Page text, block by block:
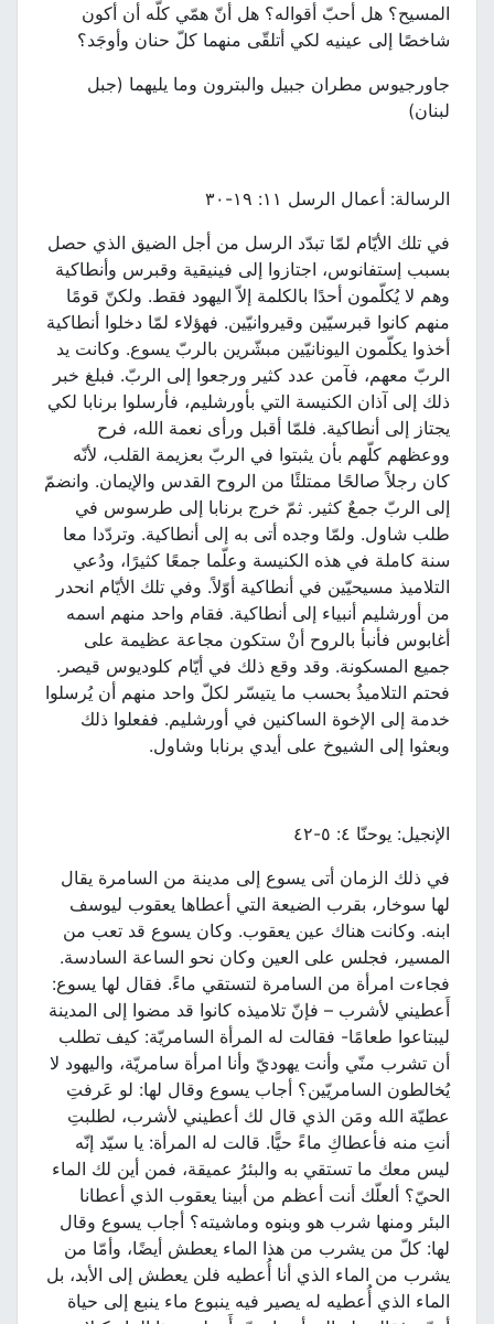
المسيح؟ هل أحبّ أقواله؟ هل أنّ همّي كلّه أن أكون
شاخصًا إلى عينيه لكي أتلقّى منهما كلّ حنان وأوجَد؟
جاورجيوس مطران جبيل والبترون وما يليهما (جبل
لبنان)
الرسالة: أعمال الرسل ١١: ١٩-٣٠
في تلك الأيّام لمّا تبدّد الرسل من أجل الضيق الذي حصل
بسبب إستفانوس، اجتازوا إلى فينيقية وقبرس وأنطاكية
وهم لا يُكلّمون أحدًا بالكلمة إلاّ اليهود فقط. ولكنّ قومًا
منهم كانوا قبرسيّين وقيروانيّين. فهؤلاء لمّا دخلوا أنطاكية
أخذوا يكلّمون اليونانيّين مبشّرين بالربّ يسوع. وكانت يد
الربّ معهم، فآمن عدد كثير ورجعوا إلى الربّ. فبلغ خبر
ذلك إلى آذان الكنيسة التي بأورشليم، فأرسلوا برنابا لكي
يجتاز إلى أنطاكية. فلمّا أقبل ورأى نعمة الله، فرح
ووعظهم كلّهم بأن يثبتوا في الربّ بعزيمة القلب، لأنّه
كان رجلاً صالحًا ممتلئًا من الروح القدس والإيمان. وانضمّ
إلى الربّ جمعٌ كثير. ثمّ خرج برنابا إلى طرسوس في
طلب شاول. ولمّا وجده أتى به إلى أنطاكية. وتردّدا معا
سنة كاملة في هذه الكنيسة وعلّما جمعًا كثيرًا، ودُعي
التلاميذ مسيحيّين في أنطاكية أوّلاً. وفي تلك الأيّام انحدر
من أورشليم أنبياء إلى أنطاكية. فقام واحد منهم اسمه
أغابوس فأنبأ بالروح أنْ ستكون مجاعة عظيمة على
جميع المسكونة. وقد وقع ذلك في أيّام كلوديوس قيصر.
فحتم التلاميذُ بحسب ما يتيسّر لكلّ واحد منهم أن يُرسلوا
خدمة إلى الإخوة الساكنين في أورشليم. ففعلوا ذلك
وبعثوا إلى الشيوخ على أيدي برنابا وشاول.
الإنجيل: يوحنّا ٤: ٥-٤٢
في ذلك الزمان أتى يسوع إلى مدينة من السامرة يقال
لها سوخار، بقرب الضيعة التي أعطاها يعقوب ليوسف
ابنه. وكانت هناك عين يعقوب. وكان يسوع قد تعب من
المسير، فجلس على العين وكان نحو الساعة السادسة.
فجاءت امرأة من السامرة لتستقي ماءً. فقال لها يسوع:
أَعطيني لأشرب – فإنّ تلاميذه كانوا قد مضوا إلى المدينة
ليبتاعوا طعامًا- فقالت له المرأة السامريّة: كيف تطلب
أن تشرب منّي وأنت يهوديّ وأنا امرأة سامريّة، واليهود لا
يُخالطون السامريّين؟ أجاب يسوع وقال لها: لو عَرفتِ
عطيّة الله ومَن الذي قال لك أعطيني لأشرب، لطلبتِ
أنتِ منه فأعطاكِ ماءً حيًّا. قالت له المرأة: يا سيّد إنّه
ليس معك ما تستقي به والبئرُ عميقة، فمن أين لك الماء
الحيّ؟ ألعلّك أنت أعظم من أبينا يعقوب الذي أعطانا
البئر ومنها شرب هو وبنوه وماشيته؟ أجاب يسوع وقال
لها: كلّ من يشرب من هذا الماء يعطش أيضًا، وأمّا من
يشرب من الماء الذي أنا أُعطيه فلن يعطش إلى الأبد، بل
الماء الذي أُعطيه له يصير فيه ينبوع ماء ينبع إلى حياة